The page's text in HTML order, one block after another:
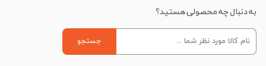
به دنبال چه محصولی هستید؟
جستجو